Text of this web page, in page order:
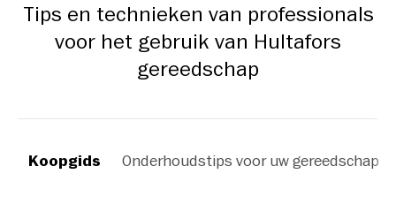
Tips en technieken van professionals
voor het gebruik van Hultafors
gereedschap
Koopgids Onderhoudstips voor uw gereedschap